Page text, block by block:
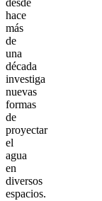
desde
hace
más
de
una
década
investiga
nuevas
formas
de
proyectar
el
agua
en
diversos
espacios.